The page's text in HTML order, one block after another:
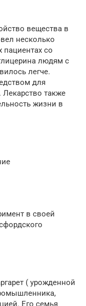
вещества в
несколько
пациентах со
людям с
легче.
для
также
жизни в
в своей
( урожденной
Его семья